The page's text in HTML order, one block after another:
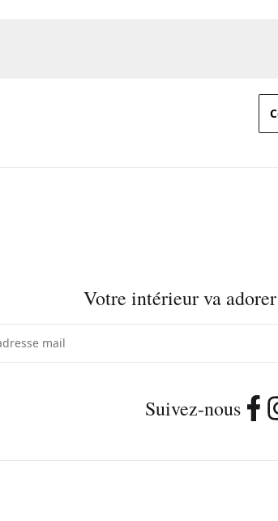
Votre intérieur va
Suivez-nous